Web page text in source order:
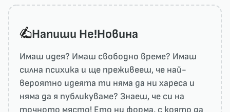
Напиши He!Новина
Имаш идея? Имаш свободно време? Имаш
силна психика и ще преживееш, че най-
вероятно идеята ти няма да ни харесa и
няма да я публикуваме? Знаеш, че си на
точното място! Ето ни форма, с която да